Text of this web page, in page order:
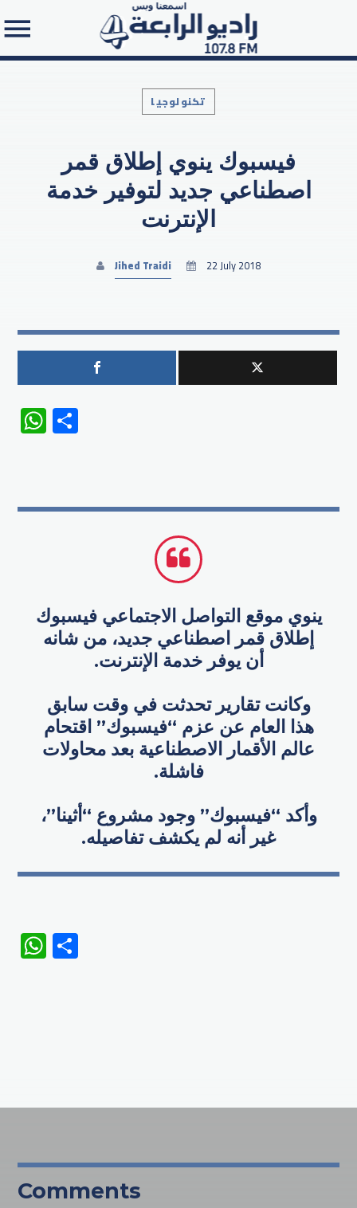
Search in the website:
تكنولوجيا
فيسبوك ينوي إطلاق قمر
اصطناعي جديد لتوفير خدمة
الإنترنت
Jihed Traidi 22 July 2018
WhatsApp
ينوي موقع التواصل الاجتماعي فيسبوك
إطلاق قمر اصطناعي جديد، من شانه
أن يوفر خدمة الإنترنت.
وكانت تقارير تحدثت في وقت سابق
هذا العام عن عزم “فيسبوك” اقتحام
عالم الأقمار الاصطناعية بعد محاولات
فاشلة.
وأكد “فيسبوك” وجود مشروع “أثينا”،
غير أنه لم يكشف تفاصيله.
WhatsApp
Comments